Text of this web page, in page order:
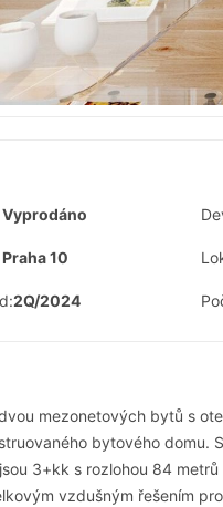
Vyprodáno
Praha 10
2Q/2024
mezonetových bytů s
bytového domu.
3+kk s rozlohou 84
vzdušným řešením